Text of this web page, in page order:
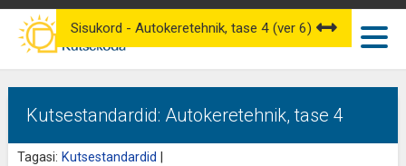
Kutsestandardid: Autokeretehnik, tase 4
Tagasi: Kutsestandardid
Sisukord - Autokeretehnik, tase 4 (ver 6)